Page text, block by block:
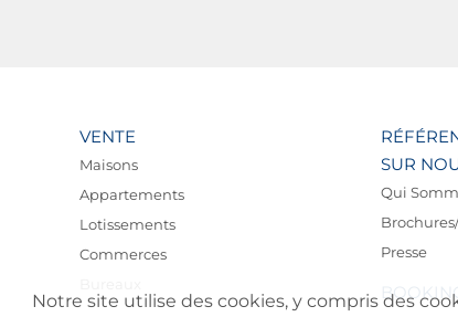
VENTE
Maisons
Appartements
Lotissements
Commerces
SUR
Qui
Presse
Notre site utilise des cookies, y compris des